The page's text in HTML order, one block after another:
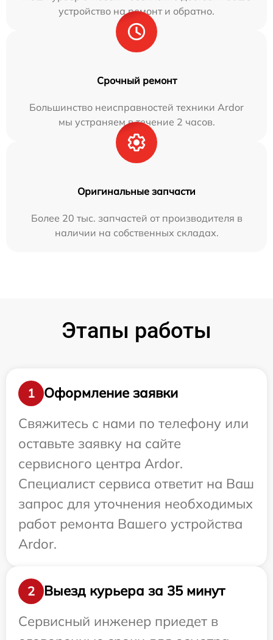
устройство на ремонт и обратно.
Срочный ремонт
Большинство неисправностей техники Ardor
мы устраняем в течение 2 часов.
Оригинальные запчасти
Более 20 тыс. запчастей от производителя в
наличии на собственных складах.
Этапы работы
1
Оформление заявки
Свяжитесь с нами по телефону или
оставьте заявку на сайте
сервисного центра Ardor.
Специалист сервиса ответит на Ваш
запрос для уточнения необходимых
работ ремонта Вашего устройства
Ardor.
2
Выезд курьера за 35 минут
Сервисный инженер приедет в